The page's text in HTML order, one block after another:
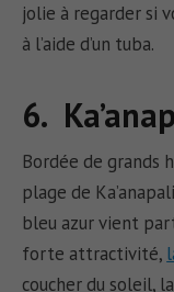
jolie à regarder si
à l’aide d’un tuba.
6.
Bordée de grands
plage de
bleu azur vient
forte attractivité,
coucher du soleil,